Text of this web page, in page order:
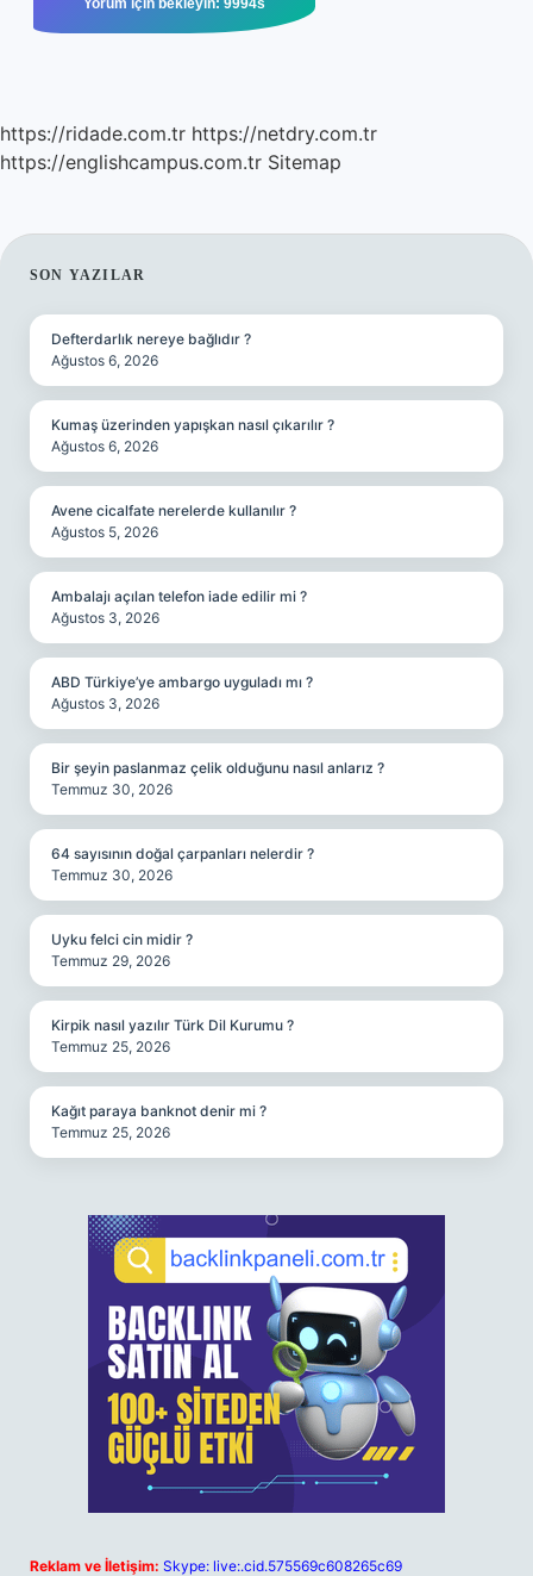
https://ridade.com.tr https://netdry.com.tr
https://englishcampus.com.tr Sitemap
SIDEBAR
SON YAZILAR
Defterdarlık nereye bağlıdır ?
Ağustos 6, 2026
Kumaş üzerinden yapışkan nasıl çıkarılır ?
Ağustos 6, 2026
Avene cicalfate nerelerde kullanılır ?
Ağustos 5, 2026
Ambalajı açılan telefon iade edilir mi ?
Ağustos 3, 2026
ABD Türkiye’ye ambargo uyguladı mı ?
Ağustos 3, 2026
Bir şeyin paslanmaz çelik olduğunu nasıl anlarız ?
Temmuz 30, 2026
64 sayısının doğal çarpanları nelerdir ?
Temmuz 30, 2026
Uyku felci cin midir ?
Temmuz 29, 2026
Kirpik nasıl yazılır Türk Dil Kurumu ?
Temmuz 25, 2026
Kağıt paraya banknot denir mi ?
Temmuz 25, 2026
Reklam ve İletişim: Skype: live:.cid.575569c608265c69